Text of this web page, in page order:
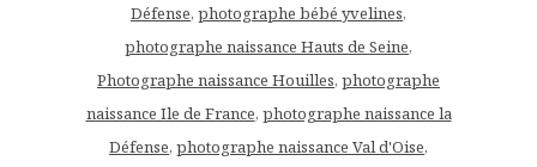
Défense, photographe bébé yvelines,
photographe naissance Hauts de Seine,
Photographe naissance Houilles, photographe
naissance Ile de France, photographe naissance la
Défense, photographe naissance Val d'Oise,